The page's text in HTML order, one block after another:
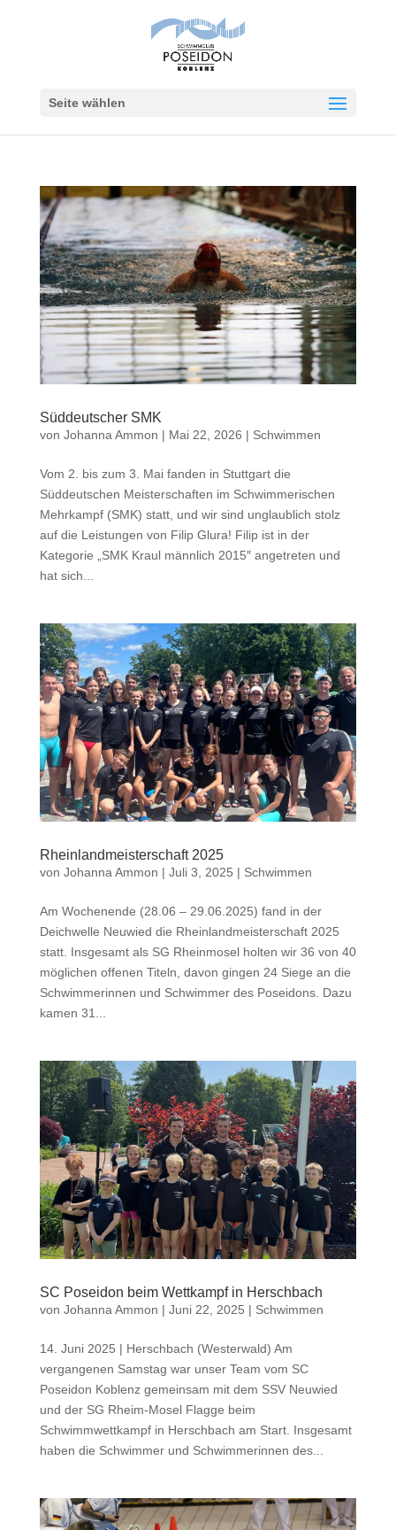
Seite wählen
Süddeutscher SMK
von Johanna Ammon | Mai 22, 2026 | Schwimmen
Vom 2. bis zum 3. Mai fanden in Stuttgart die
Süddeutschen Meisterschaften im Schwimmerischen
Mehrkampf (SMK) statt, und wir sind unglaublich stolz
auf die Leistungen von Filip Glura! Filip ist in der
Kategorie „SMK Kraul männlich 2015″ angetreten und
hat sich...
Rheinlandmeisterschaft 2025
von Johanna Ammon | Juli 3, 2025 | Schwimmen
Am Wochenende (28.06 – 29.06.2025) fand in der
Deichwelle Neuwied die Rheinlandmeisterschaft 2025
statt. Insgesamt als SG Rheinmosel holten wir 36 von 40
möglichen offenen Titeln, davon gingen 24 Siege an die
Schwimmerinnen und Schwimmer des Poseidons. Dazu
kamen 31...
SC Poseidon beim Wettkampf in Herschbach
von Johanna Ammon | Juni 22, 2025 | Schwimmen
14. Juni 2025 | Herschbach (Westerwald) Am
vergangenen Samstag war unser Team vom SC
Poseidon Koblenz gemeinsam mit dem SSV Neuwied
und der SG Rheim-Mosel Flagge beim
Schwimmwettkampf in Herschbach am Start. Insgesamt
haben die Schwimmer und Schwimmerinnen des...